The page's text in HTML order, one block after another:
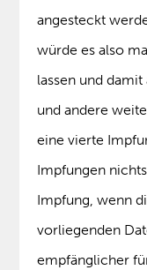
angesteckt
würde es also
lassen und
und andere
eine vierte
Impfungen
Impfung, wenn
vorliegenden
empfänglicher